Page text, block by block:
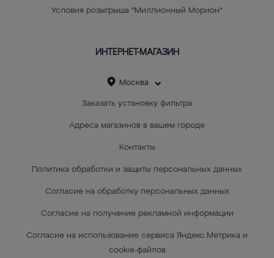
Условия розыгрыша "Миллионный Морион"
ИНТЕРНЕТ-МАГАЗИН
Москва
Заказать установку фильтра
Адреса магазинов в вашем городе
Контакты
Политика обработки и защиты персональных данных
Согласие на обработку персональных данных
Согласие на получение рекламной информации
Согласие на использование сервиса Яндекс.Метрика и
cookie-файлов